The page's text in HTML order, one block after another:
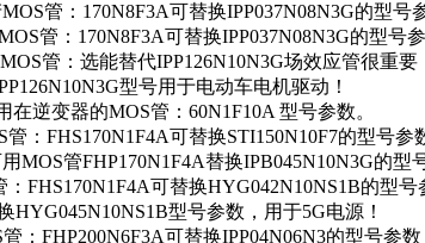
管：170N8F3A可替换IPP037N08N3G的型号
管：170N8F3A可替换IPP037N08N3G的型号参
管：选能替代IPP126N10N3G场效应管很重要
型号用于电动车电机驱动！
在逆变器的MOS管：60N1F10A 型号参数。
：FHS170N1F4A可替换STI150N10F7的型号参
MOS管FHP170N1F4A替换IPB045N10N3G的型
FHS170N1F4A可替换HYG042N10NS1B的型号
HYG045N10NS1B型号参数，用于5G电源！
：FHP200N6F3A可替换IPP04N06N3的型号参数